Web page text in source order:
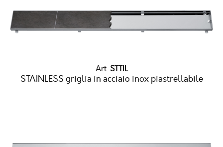
Art. STTIL
STAINLESS griglia in acciaio inox piastrellabile